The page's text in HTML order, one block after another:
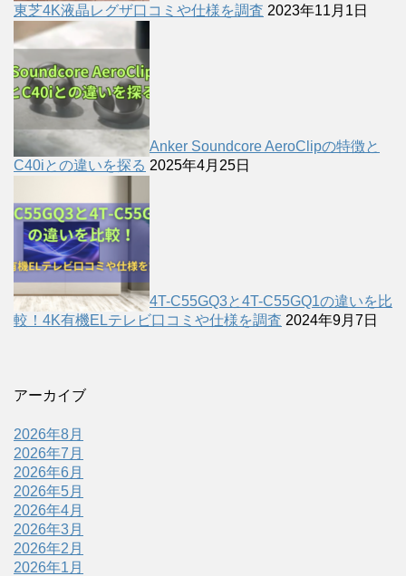
東芝4K液晶レグザ口コミや仕様を調査 2023年11月1日
Anker Soundcore AeroClipの特徴と
C40iとの違いを探る 2025年4月25日
4T-C55GQ3と4T-C55GQ1の違いを比
較！4K有機ELテレビ口コミや仕様を調査 2024年9月7日
アーカイブ
2026年8月
2026年7月
2026年6月
2026年5月
2026年4月
2026年3月
2026年2月
2026年1月